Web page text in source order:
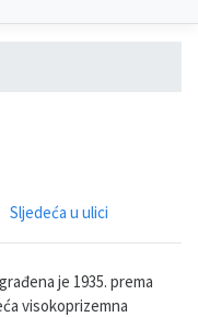
Sljedeća u ulici
je 1935. prema
visokoprizemna